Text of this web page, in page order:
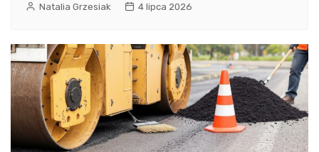
Natalia Grzesiak 4 lipca 2026